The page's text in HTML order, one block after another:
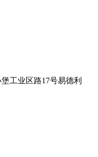
工业区路17号易德利